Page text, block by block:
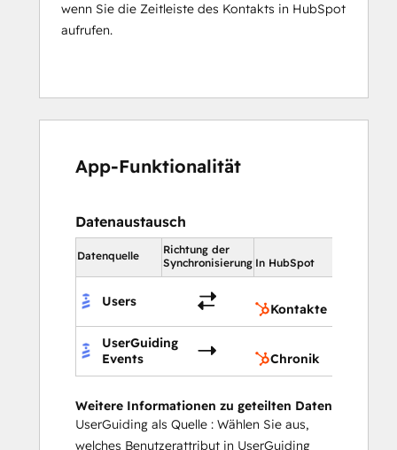
wenn Sie die Zeitleiste des Kontakts in HubSpot
aufrufen.
App-Funktionalität
Datenaustausch
Datenquelle
Richtung der
Synchronisierung In HubSpot
Users
Kontakte
UserGuiding
Events
Chronik
Weitere Informationen zu geteilten Daten
UserGuiding als Quelle : Wählen Sie aus,
welches Benutzerattribut in UserGuiding